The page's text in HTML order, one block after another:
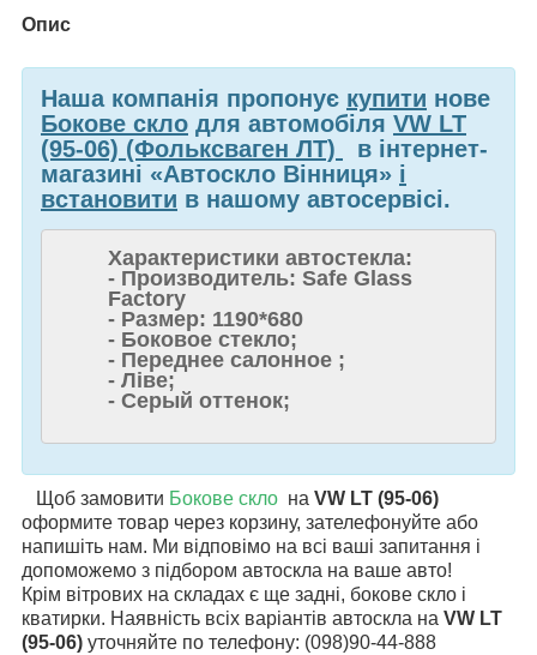
Опис
Наша компанія пропонує купити нове
Бокове скло для автомобіля VW LT
(95-06) (Фольксваген ЛТ)
в інтернет-
магазині «Автоскло Вінниця» і
встановити в нашому автосервісі.
Характеристики автостекла:
- Производитель: Safe Glass
Factory
- Размер: 1190*680
- Боковое стекло;
- Переднее салонное ;
- Ліве;
- Серый оттенок;
Щоб замовити Бокове скло на VW LT (95-06)
оформите товар через корзину, зателефонуйте або
напишіть нам. Ми відповімо на всі ваші запитання і
допоможемо з підбором автоскла на ваше авто!
Крім вітрових на складах є ще задні, бокове скло і
кватирки. Наявність всіх варіантів автоскла на VW LT
(95-06) уточняйте по телефону: (098)90-44-888